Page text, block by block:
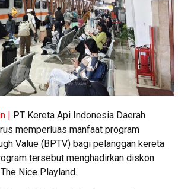
|
PT Kereta Api Indonesia Daerah
memperluas manfaat program
Value (BPTV) bagi pelanggan kereta
tersebut menghadirkan diskon
Nice Playland.